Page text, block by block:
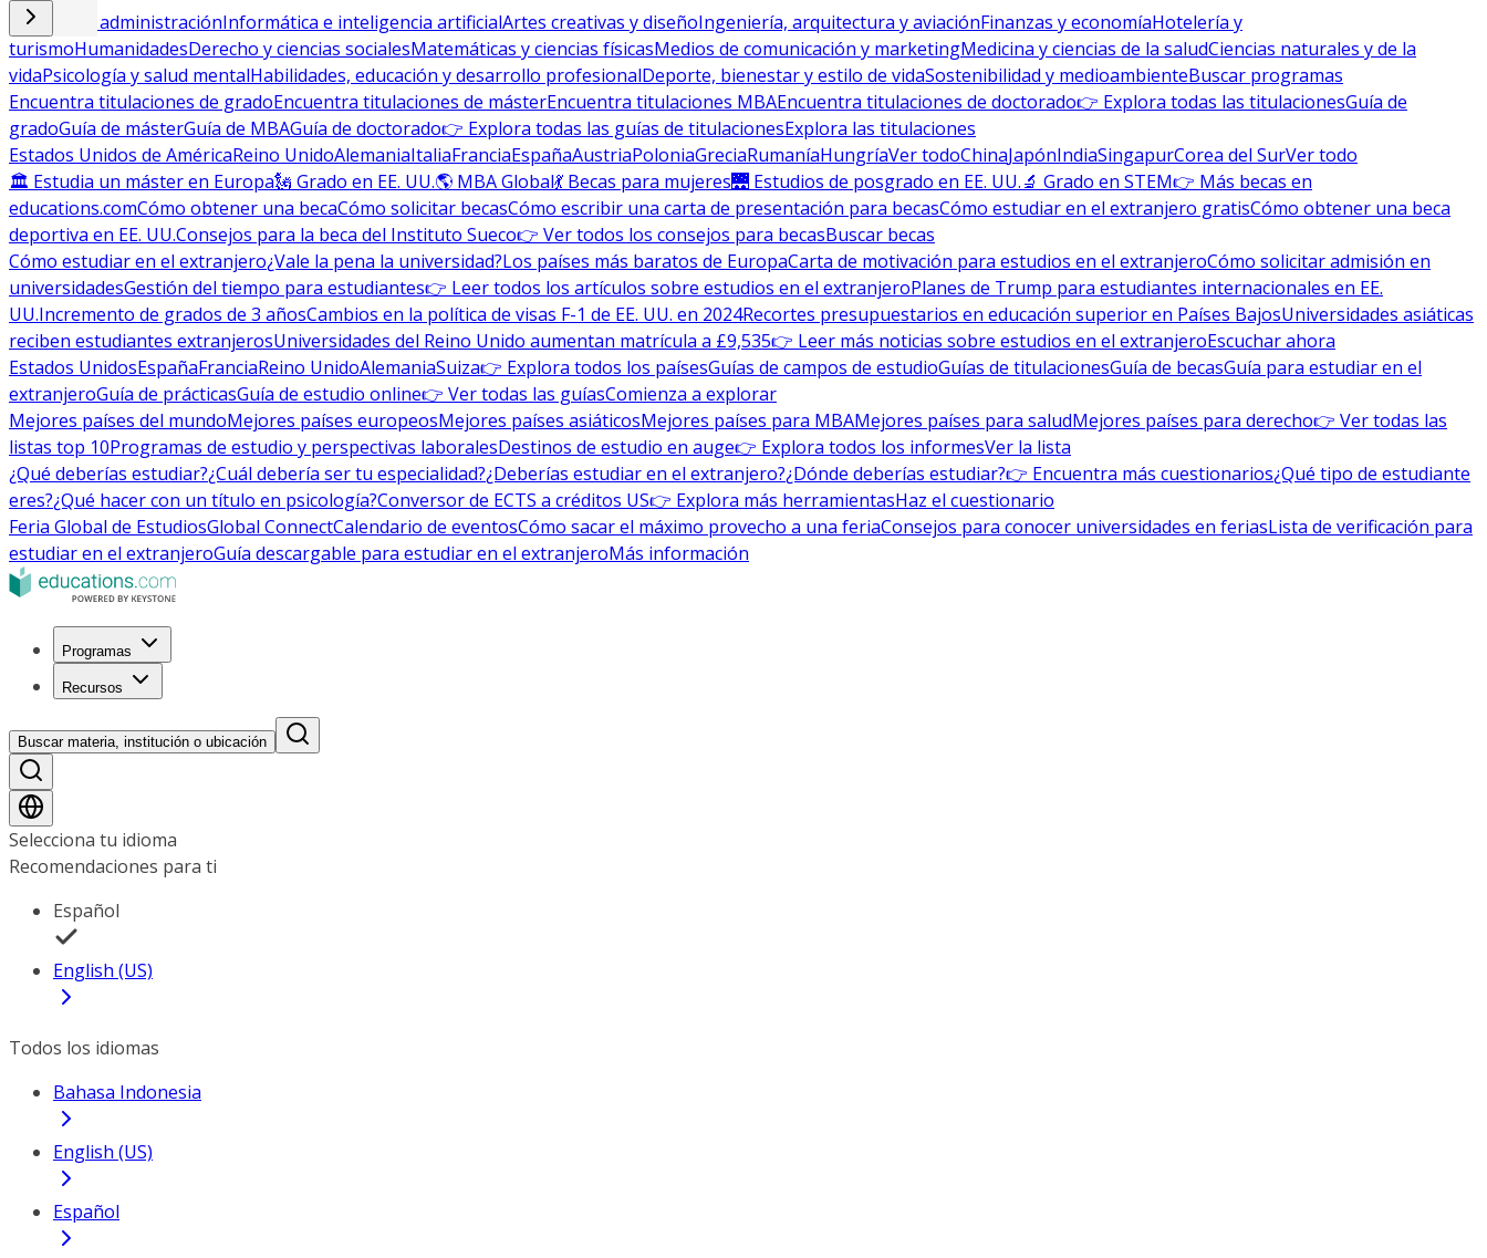
Empresa y administraciónInformática e inteligencia artificialArtes creativas y diseñoIngeniería, arquitectura y aviaciónFinanzas y economíaHotelería y
turismoHumanidadesDerecho y ciencias socialesMatemáticas y ciencias físicasMedios de comunicación y marketingMedicina y ciencias de la saludCiencias naturales y de la
vidaPsicología y salud mentalHabilidades, educación y desarrollo profesionalDeporte, bienestar y estilo de vidaSostenibilidad y medioambienteBuscar programas
Encuentra titulaciones de gradoEncuentra titulaciones de másterEncuentra titulaciones MBAEncuentra titulaciones de doctorado👉 Explora todas las titulacionesGuía de
gradoGuía de másterGuía de MBAGuía de doctorado👉 Explora todas las guías de titulacionesExplora las titulaciones
Estados Unidos de AméricaReino UnidoAlemaniaItaliaFranciaEspañaAustriaPoloniaGreciaRumaníaHungríaVer todoChinaJapónIndiaSingapurCorea del SurVer todo
🏛 Estudia un máster en Europa🗽 Grado en EE. UU.🌎 MBA Global💃 Becas para mujeres🌉 Estudios de posgrado en EE. UU.🔬 Grado en STEM👉 Más becas en
educations.comCómo obtener una becaCómo solicitar becasCómo escribir una carta de presentación para becasCómo estudiar en el extranjero gratisCómo obtener una beca
deportiva en EE. UU.Consejos para la beca del Instituto Sueco👉 Ver todos los consejos para becasBuscar becas
Cómo estudiar en el extranjero¿Vale la pena la universidad?Los países más baratos de EuropaCarta de motivación para estudios en el extranjeroCómo solicitar admisión en
universidadesGestión del tiempo para estudiantes👉 Leer todos los artículos sobre estudios en el extranjeroPlanes de Trump para estudiantes internacionales en EE.
UU.Incremento de grados de 3 añosCambios en la política de visas F-1 de EE. UU. en 2024Recortes presupuestarios en educación superior en Países BajosUniversidades asiáticas
reciben estudiantes extranjerosUniversidades del Reino Unido aumentan matrícula a £9,535👉 Leer más noticias sobre estudios en el extranjeroEscuchar ahora
Estados UnidosEspañaFranciaReino UnidoAlemaniaSuiza👉 Explora todos los paísesGuías de campos de estudioGuías de titulacionesGuía de becasGuía para estudiar en el
extranjeroGuía de prácticasGuía de estudio online👉 Ver todas las guíasComienza a explorar
Mejores países del mundoMejores países europeosMejores países asiáticosMejores países para MBAMejores países para saludMejores países para derecho👉 Ver todas las
listas top 10Programas de estudio y perspectivas laboralesDestinos de estudio en auge👉 Explora todos los informesVer la lista
¿Qué deberías estudiar?¿Cuál debería ser tu especialidad?¿Deberías estudiar en el extranjero?¿Dónde deberías estudiar?👉 Encuentra más cuestionarios¿Qué tipo de estudiante
eres?¿Qué hacer con un título en psicología?Conversor de ECTS a créditos US👉 Explora más herramientasHaz el cuestionario
Feria Global de EstudiosGlobal ConnectCalendario de eventosCómo sacar el máximo provecho a una feriaConsejos para conocer universidades en feriasLista de verificación para
estudiar en el extranjeroGuía descargable para estudiar en el extranjeroMás información
Programas
Recursos
Buscar materia, institución o ubicación
Selecciona tu idioma
Recomendaciones para ti
Español
English (US)
Todos los idiomas
Bahasa Indonesia
English (US)
Español